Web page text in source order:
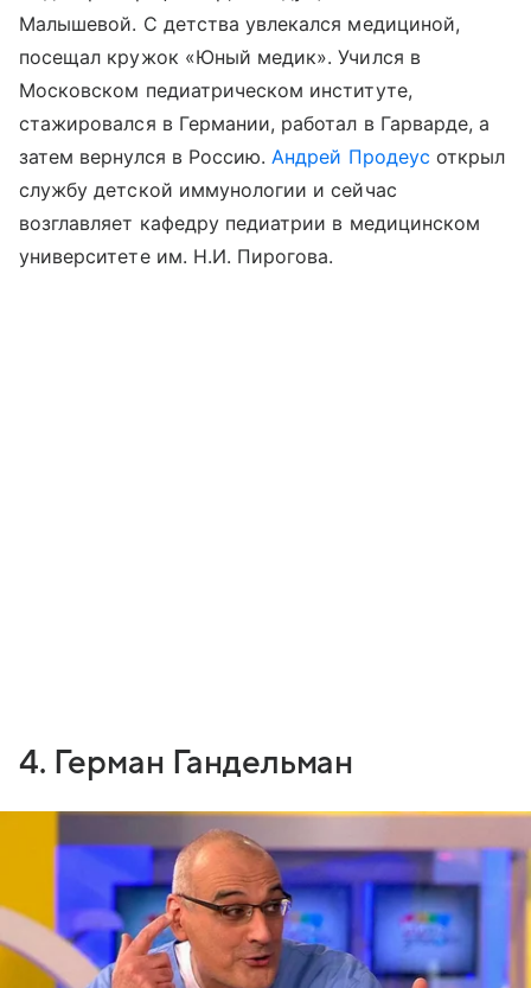
Малышевой. С детства увлекался медициной,
посещал кружок «Юный медик». Учился в
Московском педиатрическом институте,
стажировался в Германии, работал в Гарварде, а
затем вернулся в Россию.Андрей Продеус открыл
службу детской иммунологии и сейчас
возглавляет кафедру педиатрии в медицинском
университете им. Н.И. Пирогова.
4. Герман Гандельман